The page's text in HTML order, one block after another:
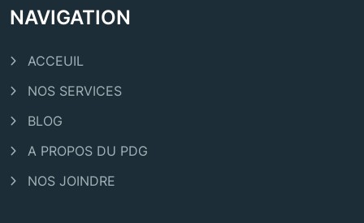
NAVIGATION
ACCEUIL
NOS SERVICES
BLOG
A PROPOS DU PDG
NOS JOINDRE